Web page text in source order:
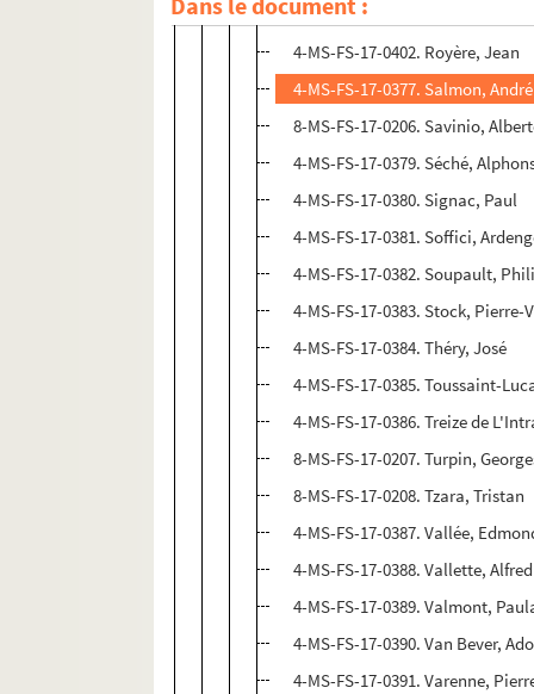
4-MS-FS-17-0376. Rouveyre,
4-MS-FS-17-0402. Royère, Jean
4-MS-FS-17-0377. Salmon, André
8-MS-FS-17-0206. Savinio,
4-MS-FS-17-0379. Séché,
4-MS-FS-17-0380. Signac, Paul
4-MS-FS-17-0381. Soffici,
4-MS-FS-17-0382. Soupault,
4-MS-FS-17-0383. Stock, Pierre-
4-MS-FS-17-0384. Théry, José
4-MS-FS-17-0385. Toussaint-
4-MS-FS-17-0386. Treize de
8-MS-FS-17-0207. Turpin,
8-MS-FS-17-0208. Tzara, Tristan
4-MS-FS-17-0387. Vallée,
4-MS-FS-17-0388. Vallette, Alfred
4-MS-FS-17-0389. Valmont,
4-MS-FS-17-0390. Van Bever,
4-MS-FS-17-0391. Varenne,